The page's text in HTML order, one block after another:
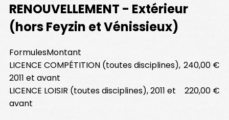
RENOUVELLEMENT - Extérieur
(hors Feyzin et Vénissieux)
FormulesMontant
LICENCE COMPÉTITION (toutes disciplines),
2011 et avant
240,00 €
LICENCE LOISIR (toutes disciplines), 2011 et
avant
220,00 €